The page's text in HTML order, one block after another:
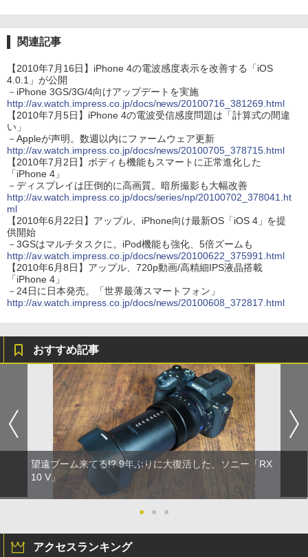
関連記事
【2010年7月16日】iPhone 4の電波感度表示を改善する「iOS
4.0.1」が公開
－iPhone 3GS/3G/4向けアップデートを実施
http://av.watch.impress.co.jp/docs/news/20100716_381269.html
【2010年7月5日】iPhone 4の電波受信感度問題は「計算式の間違
い」
－Appleが声明。数週以内にファームウェア更新
http://av.watch.impress.co.jp/docs/news/20100705_378715.html
【2010年7月2日】ボディも機能もスマートに正常進化した
「iPhone 4」
－ディスプレイは圧倒的に高画質。暗所撮影も大幅改善
http://av.watch.impress.co.jp/docs/series/np/20100702_378041.ht
ml
【2010年6月22日】アップル、iPhone向け最新OS「iOS 4」を提
供開始
－3GSはマルチタスクに。iPod機能も強化、5倍ズームも
http://av.watch.impress.co.jp/docs/news/20100622_375991.html
【2010年6月8日】アップル、720p動画/高精細IPS液晶搭載
「iPhone 4」
－24日に日本発売。「世界最薄スマートフォン」
http://av.watch.impress.co.jp/docs/news/20100608_372817.html
おすすめ記事
望遠ブーム来てる!? 9年ぶりに大復活した、ソニー「RX
10 V」
● ● ●
アクセスランキング